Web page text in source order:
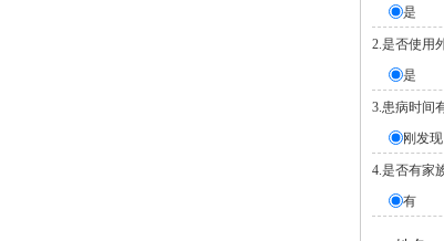
是
2.是否使用
是
3.患病时间
刚发现
4.是否有家
有